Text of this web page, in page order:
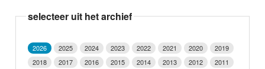
Nieuws
Foto's
selecteer uit het archief
2026 2025 2024 2023 2022 2021 2020
2019
2018
2017 2016 2015 2014 2013 2012
2011